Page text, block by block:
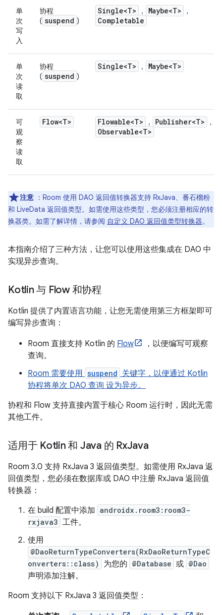
单
次
写
入
协程
( suspend )
Single<T> ， Maybe<T> ，
Completable
单
次
读
取
协程
( suspend )
Single<T> ， Maybe<T>
可
观
察
读
取
Flow<T> Flowable<T> ， Publisher<T> ，
Observable<T>
注意 ：Room 使用 DAO 返回值转换器支持 RxJava、番石榴粉
和 LiveData 返回值类型。如需使用这些类型，您必须注册相应的转
换器类。如需了解详情，请参阅 自定义 DAO 返回值类型转换器。
本指南介绍了三种方法，让您可以使用这些集成在 DAO 中
实现异步查询。
Kotlin 与 Flow 和协程
Kotlin 提供了内置语言功能，让您无需使用第三方框架即可
编写异步查询：
Room 直接支持 Kotlin 的 Flow
，以便编写可观察
查询。
Room 需要使用 suspend 关键字，以便通过 Kotlin
协程将单次 DAO 查询 设为异步。
协程和 Flow 支持直接内置于核心 Room 运行时，因此无需
其他工件。
适用于 Kotlin 和 Java 的 RxJava
Room 3.0 支持 RxJava 3 返回值类型。如需使用 RxJava 返
回值类型，您必须在数据库或 DAO 中注册 RxJava 返回值
转换器：
在 build 配置中添加 androidx.room3:room3-
rxjava3 工件。
使用
@DaoReturnTypeConverters(RxDaoReturnTypeC
onverters::class)
为您的 @Database 或 @Dao
声明添加注解。
Room 支持以下 RxJava 3 返回值类型：